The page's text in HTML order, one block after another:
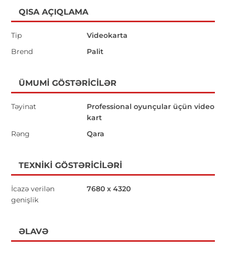
QISA AÇIQLAMA
Tip
Videokarta
Brend
Palit
ÜMUMI GÖSTƏRICILƏR
Təyinat
Professional oyunçular üçün video
kart
Rəng
Qara
TEXNIKI GÖSTƏRICILƏRI
İcazə verilən
genişlik
7680 x 4320
ƏLAVƏ